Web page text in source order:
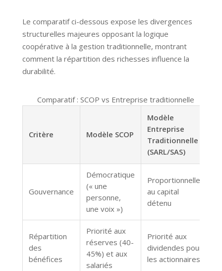
Le comparatif ci-dessous expose les divergences
structurelles majeures opposant la logique
coopérative à la gestion traditionnelle, montrant
comment la répartition des richesses influence la
durabilité.
Comparatif : SCOP vs Entreprise traditionnelle
Critère Modèle SCOP
Modèle
Entreprise
Traditionnelle
(SARL/SAS)
Gouvernance
Démocratique
(« une
personne,
une voix »)
Proportionnelle
au capital
détenu
Répartition
des
bénéfices
Priorité aux
réserves (40-
45%) et aux
salariés
Priorité aux
dividendes pour
les actionnaires